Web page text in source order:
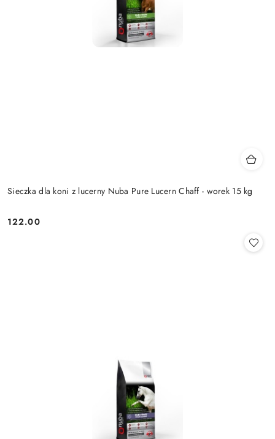
Sieczka dla koni z lucerny Nuba Pure Lucern Chaff - worek 15 kg
Cena:
122.00